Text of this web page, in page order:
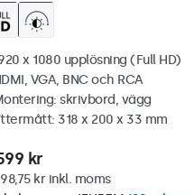
x 1080 upplösning (Full HD)
VGA, BNC och RCA
skrivbord, vägg
318 x 200 x 33 mm
kr
kr inkl. moms